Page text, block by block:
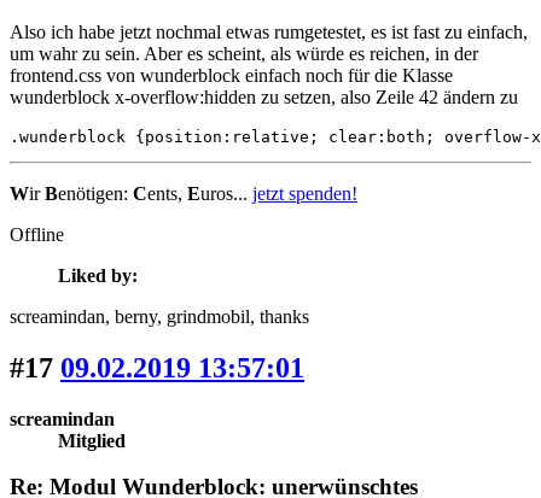
Also ich habe jetzt nochmal etwas rumgetestet, es ist fast zu einfach,
um wahr zu sein. Aber es scheint, als würde es reichen, in der
frontend.css von wunderblock einfach noch für die Klasse
wunderblock x-overflow:hidden zu setzen, also Zeile 42 ändern zu
.wunderblock {position:relative; clear:both; overflow-
WirBenötigen: Cents, Euros... jetzt spenden!
Offline
Liked by:
screamindan, berny, grindmobil, thanks
#17 09.02.2019 13:57:01
screamindan
Mitglied
Re: Modul Wunderblock: unerwünschtes